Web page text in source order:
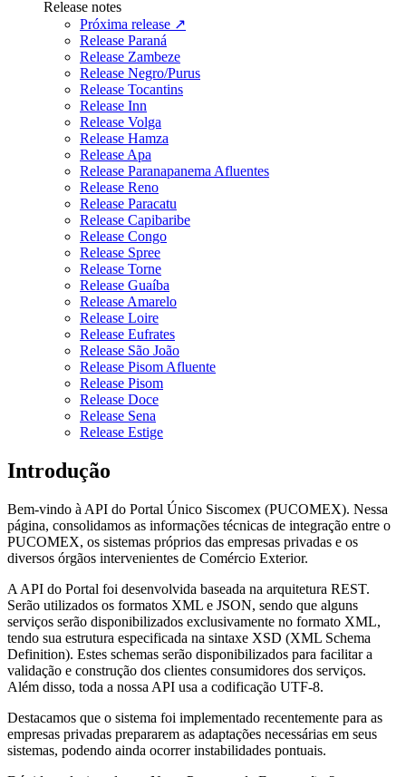
Release notes
Próxima release ↗
Release Paraná
Release Zambeze
Release Negro/Purus
Release Tocantins
Release Inn
Release Volga
Release Hamza
Release Apa
Release Paranapanema Afluentes
Release Reno
Release Paracatu
Release Capibaribe
Release Congo
Release Spree
Release Torne
Release Guaíba
Release Amarelo
Release Loire
Release Eufrates
Release São João
Release Pisom Afluente
Release Pisom
Release Doce
Release Sena
Release Estige
Introdução
Bem-vindo à API do Portal Único Siscomex (PUCOMEX). Nessa
página, consolidamos as informações técnicas de integração entre o
PUCOMEX, os sistemas próprios das empresas privadas e os
diversos órgãos intervenientes de Comércio Exterior.
A API do Portal foi desenvolvida baseada na arquitetura REST.
Serão utilizados os formatos XML e JSON, sendo que alguns
serviços serão disponibilizados exclusivamente no formato XML,
tendo sua estrutura especificada na sintaxe XSD (XML Schema
Definition). Estes schemas serão disponibilizados para facilitar a
validação e construção dos clientes consumidores dos serviços.
Além disso, toda a nossa API usa a codificação UTF-8.
Destacamos que o sistema foi implementado recentemente para as
empresas privadas prepararem as adaptações necessárias em seus
sistemas, podendo ainda ocorrer instabilidades pontuais.